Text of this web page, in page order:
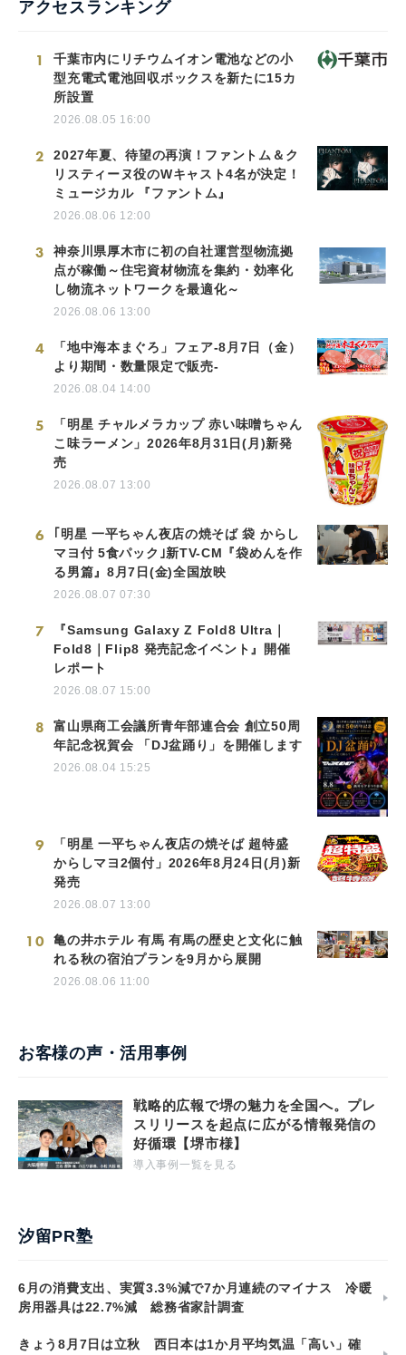
アクセスランキング
1
千葉市内にリチウムイオン電池などの小
型充電式電池回収ボックスを新たに15カ
所設置
2026.08.05 16:00
2
2027年夏、待望の再演！ファントム＆ク
リスティーヌ役のWキャスト4名が決定！
ミュージカル 『ファントム』
2026.08.06 12:00
3
神奈川県厚木市に初の自社運営型物流拠
点が稼働～住宅資材物流を集約・効率化
し物流ネットワークを最適化～
2026.08.06 13:00
4
「地中海本まぐろ」フェア-8月7日（金）
より期間・数量限定で販売-
2026.08.04 14:00
5
「明星 チャルメラカップ 赤い味噌ちゃん
こ味ラーメン」2026年8月31日(月)新発
売
2026.08.07 13:00
6
｢明星 一平ちゃん夜店の焼そば 袋 からし
マヨ付 5食パック｣新TV-CM『袋めんを作
る男篇』8月7日(金)全国放映
2026.08.07 07:30
7
『Samsung Galaxy Z Fold8 Ultra｜
Fold8｜Flip8 発売記念イベント』開催
レポート
2026.08.07 15:00
8
富山県商工会議所青年部連合会 創立50周
年記念祝賀会 「DJ盆踊り」を開催します
2026.08.04 15:25
9
「明星 一平ちゃん夜店の焼そば 超特盛
からしマヨ2個付」2026年8月24日(月)新
発売
2026.08.07 13:00
10
亀の井ホテル 有馬 有馬の歴史と文化に触
れる秋の宿泊プランを9月から展開
2026.08.06 11:00
お客様の声・活用事例
戦略的広報で堺の魅力を全国へ。プレ
スリリースを起点に広がる情報発信の
好循環【堺市様】
導入事例一覧を見る
汐留PR塾
6月の消費支出、実質3.3%減で7か月連続のマイナス 冷暖
房用器具は22.7%減 総務省家計調査
きょう8月7日は立秋 西日本は1か月平均気温「高い」確